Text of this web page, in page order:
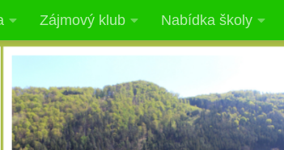
Zájmový klub Nabídka školy